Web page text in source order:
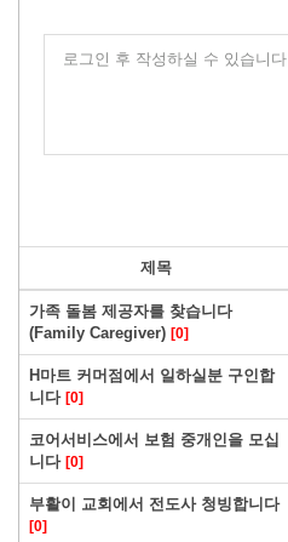
로그인 후 작성하실 수 있습니다
제목
가족 돌봄 제공자를 찾습니다
(Family Caregiver) [0]
H마트 커머점에서 일하실분 구인합
니다 [0]
코어서비스에서 보험 중개인을 모십
니다 [0]
부활이 교회에서 전도사 청빙합니다
[0]